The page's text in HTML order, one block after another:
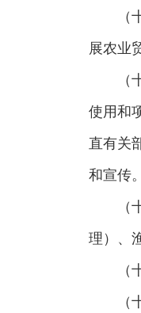
展农业
使用和
直有关
和宣传
理）、